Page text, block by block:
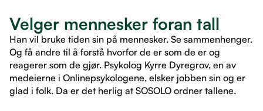
Velger mennesker foran tall
Han vil bruke tiden sin på mennesker. Se sammenhenger.
Og få andre til å forstå hvorfor de er som de er og
reagerer som de gjør. Psykolog Kyrre Dyregrov, en av
medeierne i Onlinepsykologene, elsker jobben sin og er
glad i folk. Da er det herlig at SOSOLO ordner tallene.